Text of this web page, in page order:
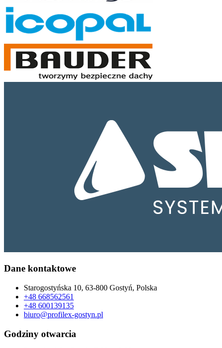
Dane kontaktowe
Starogostyńska 10, 63-800 Gostyń, Polska
+48 668562561
+48 600139135
biuro@profilex-gostyn.pl
Godziny otwarcia